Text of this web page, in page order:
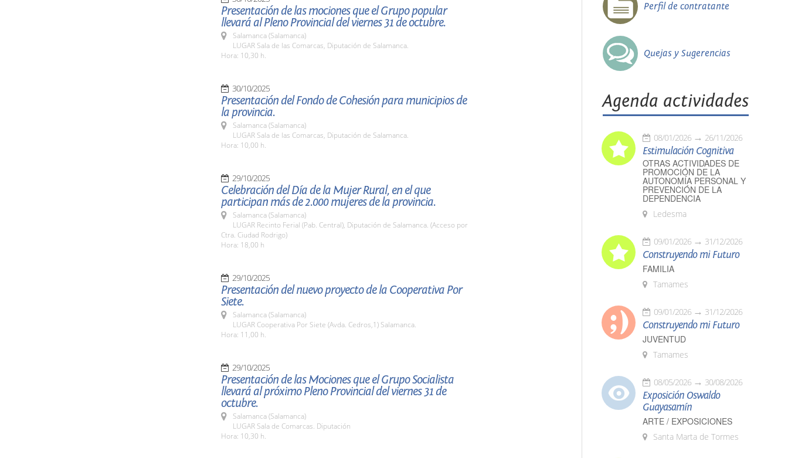
Presentación de las mociones que el Grupo popular
llevará al Pleno Provincial del viernes 31 de octubre.
Salamanca (Salamanca)
LUGAR Sala de las Comarcas, Diputación de Salamanca.
Hora: 10,30 h.
30/10/2025
Presentación del Fondo de Cohesión para municipios de
la provincia.
Salamanca (Salamanca)
LUGAR Sala de las Comarcas, Diputación de Salamanca.
Hora: 10,00 h.
29/10/2025
Celebración del Día de la Mujer Rural, en el que
participan más de 2.000 mujeres de la provincia.
Salamanca (Salamanca)
LUGAR Recinto Ferial (Pab. Central), Diputación de Salamanca. (Acceso por
Ctra. Ciudad Rodrigo)
Hora: 18,00 h
29/10/2025
Presentación del nuevo proyecto de la Cooperativa Por
Siete.
Salamanca (Salamanca)
LUGAR Cooperativa Por Siete (Avda. Cedros,1) Salamanca.
Hora: 11,00 h.
29/10/2025
Presentación de las Mociones que el Grupo Socialista
llevará al próximo Pleno Provincial del viernes 31 de
octubre.
Salamanca (Salamanca)
LUGAR Sala de Comarcas. Diputación
Hora: 10,30 h.
Perfil de contratante
Quejas y Sugerencias
Agenda actividades
08/01/2026 26/11/2026
Estimulación Cognitiva
OTRAS ACTIVIDADES DE
PROMOCIÓN DE LA
AUTONOMÍA PERSONAL Y
PREVENCIÓN DE LA
DEPENDENCIA
Ledesma
09/01/2026 31/12/2026
Construyendo mi Futuro
FAMILIA
Tamames
09/01/2026 31/12/2026
Construyendo mi Futuro
JUVENTUD
Tamames
08/05/2026 30/08/2026
Exposición Oswaldo
Guayasamín
ARTE / EXPOSICIONES
Santa Marta de Tormes